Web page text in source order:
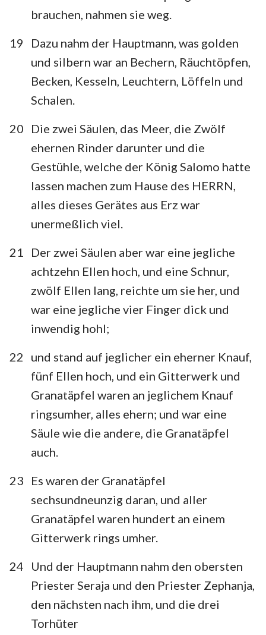
1 2 3 4 5 6
7
8
9 10 11 12 13
14
22
23 24 25 26 27
29
30 31 32 33 34
36
39 41
42
43
44 45 46 47 48
50
51 52
brauchen, nahmen sie weg.
19
Dazu nahm der Hauptmann, was golden
und silbern war an Bechern, Räuchtöpfen,
Becken, Kesseln, Leuchtern, Löffeln und
Schalen.
20
Die zwei Säulen, das Meer, die Zwölf
ehernen Rinder darunter und die
Gestühle, welche der König Salomo hatte
lassen machen zum Hause des HERRN,
alles dieses Gerätes aus Erz war
unermeßlich viel.
21
Der zwei Säulen aber war eine jegliche
achtzehn Ellen hoch, und eine Schnur,
zwölf Ellen lang, reichte um sie her, und
war eine jegliche vier Finger dick und
inwendig hohl;
22
und stand auf jeglicher ein eherner Knauf,
fünf Ellen hoch, und ein Gitterwerk und
Granatäpfel waren an jeglichem Knauf
ringsumher, alles ehern; und war eine
Säule wie die andere, die Granatäpfel
auch.
23
Es waren der Granatäpfel
sechsundneunzig daran, und aller
Granatäpfel waren hundert an einem
Gitterwerk rings umher.
24
Und der Hauptmann nahm den obersten
Priester Seraja und den Priester Zephanja,
den nächsten nach ihm, und die drei
Torhüter